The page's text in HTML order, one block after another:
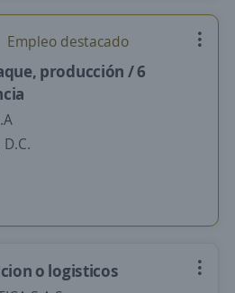
Empleo destacado
producción / 6
o logisticos